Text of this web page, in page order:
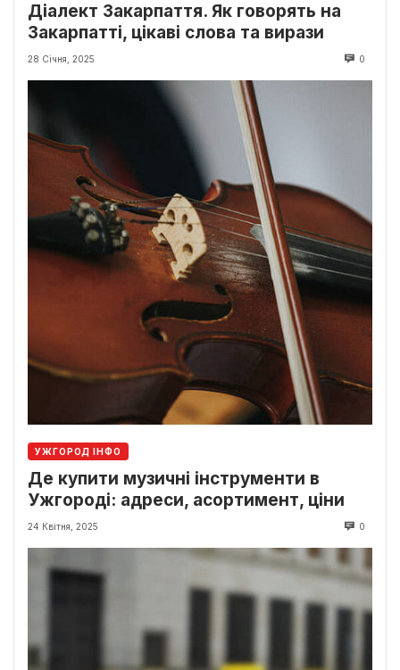
Діалект Закарпаття. Як говорять на
Закарпатті, цікаві слова та вирази
28 Січня, 2025 0
УЖГОРОД ІНФО
Де купити музичні інструменти в
Ужгороді: адреси, асортимент, ціни
24 Квітня, 2025 0